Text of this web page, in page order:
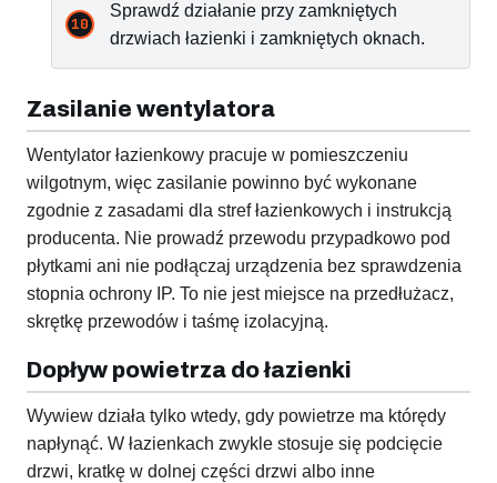
Sprawdź działanie przy zamkniętych
drzwiach łazienki i zamkniętych oknach.
Zasilanie wentylatora
Wentylator łazienkowy pracuje w pomieszczeniu
wilgotnym, więc zasilanie powinno być wykonane
zgodnie z zasadami dla stref łazienkowych i instrukcją
producenta. Nie prowadź przewodu przypadkowo pod
płytkami ani nie podłączaj urządzenia bez sprawdzenia
stopnia ochrony IP. To nie jest miejsce na przedłużacz,
skrętkę przewodów i taśmę izolacyjną.
Dopływ powietrza do łazienki
Wywiew działa tylko wtedy, gdy powietrze ma którędy
napłynąć. W łazienkach zwykle stosuje się podcięcie
drzwi, kratkę w dolnej części drzwi albo inne